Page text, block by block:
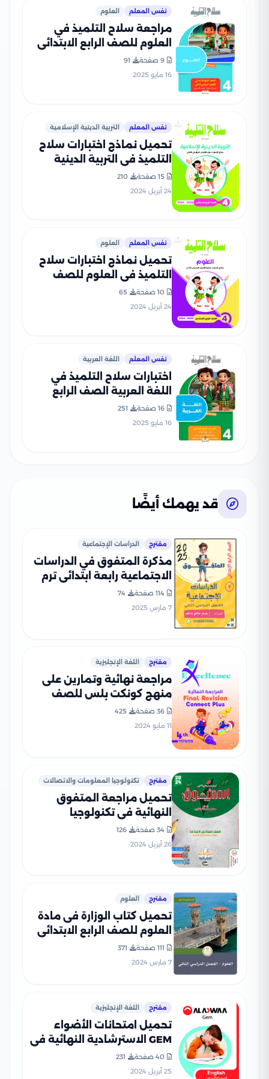
نفس المعلم العلوم
مراجعة سلاح التلميذ في
العلوم للصف الرابع الابتدائي
الترم الثاني PDF بالاجابات
9 صفحة
91
16 مايو 2025
نفس المعلم التربية الدينية الإسلامية
تحميل نماذج اختبارات سلاح
التلميذ في التربية الدينية
الاسلامية للصف الرابع
الابتدائي مع إجاباتها
15 صفحة
210
24 أبريل 2024
نفس المعلم العلوم
تحميل نماذج اختبارات سلاح
التلميذ في العلوم للصف
الرابع الابتدائي مع إجاباتها
النموذجية
10 صفحة
65
24 أبريل 2024
نفس المعلم اللغة العربية
اختبارات سلاح التلميذ في
اللغة العربية الصف الرابع
بالاجابات
16 صفحة
251
16 مايو 2025
قد يهمك أيضًا
مقترح الدراسات الإجتماعية
مذكرة المتفوق في الدراسات
الاجتماعية رابعة ابتدائي ترم
ثاني بصيغة PDF
114 صفحة
74
7 مارس 2025
مقترح اللغة الإنجليزية
مراجعة نهائية وتمارين على
منهج كونكت بلس للصف
الرابع الابتدائي الفصل
الدراسي الثاني
36 صفحة
425
11 مايو 2024
مقترح تكنولوجيا المعلومات والاتصالات
تحميل مراجعة المتفوق
النهائية في تكنولوجيا
المعلومات للصف السادس
الابتدائي الفصل الدراسي
34 صفحة
126
26 أبريل 2024
مقترح العلوم
تحميل كتاب الوزارة فى مادة
العلوم للصف الرابع الابتدائى
الترم الثانى 2024 بصيغة PDF
111 صفحة
371
7 مارس 2024
مقترح اللغة الإنجليزية
تحميل امتحانات الأضواء
GEM الاسترشادية النهائية في
اللغة الإنجليزية للصف الرابع
الابتدائي مع اجاباتها
40 صفحة
231
25 أبريل 2024